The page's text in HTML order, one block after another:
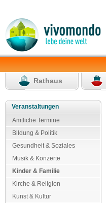
Rathaus
Veranstaltungen
Amtliche Termine
Bildung & Politik
Gesundheit & Soziales
Musik & Konzerte
Kinder & Familie
Kirche & Religion
Kunst & Kultur